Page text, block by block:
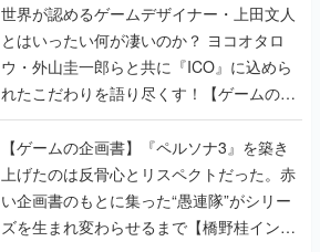
世界が認めるゲームデザイナー・上田文人
とはいったい何が凄いのか？ ヨコオタロ
ウ・外山圭一郎らと共に『ICO』に込めら
れたこだわりを語り尽くす！【ゲームの企
画書】
【ゲームの企画書】『ペルソナ3』を築き
上げたのは反骨心とリスペクトだった。赤
い企画書のもとに集った“愚連隊”がシリー
ズを生まれ変わらせるまで【橋野桂インタ